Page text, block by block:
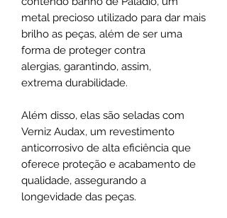
metal precioso utilizado para dar mais
brilho as peças, além de ser uma
forma de proteger contra
alergias, garantindo, assim,
extrema durabilidade.
Além disso, elas são seladas com
Verniz Audax, um revestimento
anticorrosivo de alta eficiência que
oferece proteção e acabamento de
qualidade, assegurando a
longevidade das peças.